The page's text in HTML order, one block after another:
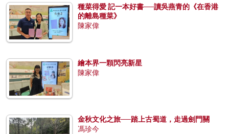
種菜得愛 記一本好書──讀吳燕青的《在香港
的離島種菜》
陳家偉
繪本界一顆閃亮新星
陳家偉
金秋文化之旅──踏上古蜀道，走過劍門關
馮珍今